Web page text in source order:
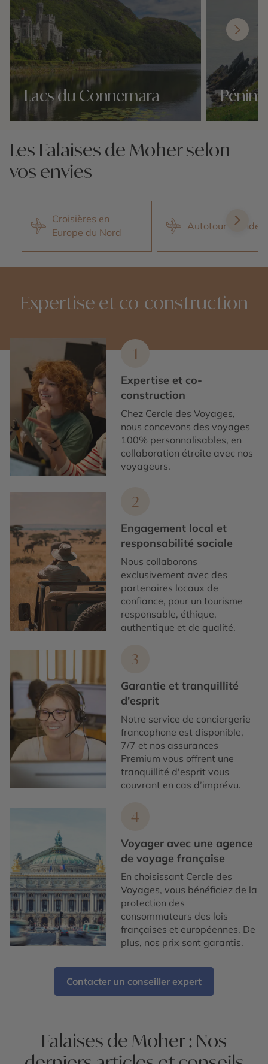
Lacs du Connemara
Les Falaises de Moher selon
vos envies
Croisières en
Europe du Nord
Autotour Irlande
Expertise et co-construction
1
Expertise et co-
construction
Chez Cercle des Voyages,
nous concevons des voyages
100% personnalisables, en
collaboration étroite avec nos
voyageurs.
2
Engagement local et
responsabilité sociale
Nous collaborons
exclusivement avec des
partenaires locaux de
confiance, pour un tourisme
responsable, éthique,
authentique et de qualité.
3
Garantie et tranquillité
d'esprit
Notre service de conciergerie
francophone est disponible,
7/7 et nos assurances
Premium vous offrent une
tranquillité d'esprit vous
couvrant en cas d’imprévu.
4
Voyager avec une agence
de voyage française
En choisissant Cercle des
Voyages, vous bénéficiez de la
protection des
consommateurs des lois
françaises et européennes. De
plus, nos prix sont garantis.
Contacter un conseiller expert
Falaises de Moher : Nos